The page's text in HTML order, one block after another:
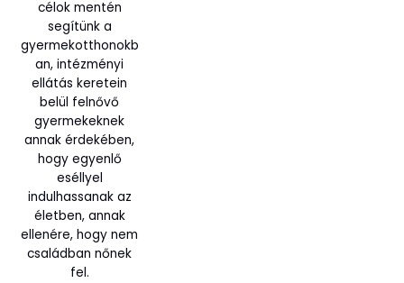
célok mentén
segítünk a
gyermekotthonokb
an, intézményi
ellátás keretein
belül felnővő
gyermekeknek
annak érdekében,
hogy egyenlő
eséllyel
indulhassanak az
életben, annak
ellenére, hogy nem
családban nőnek
fel.